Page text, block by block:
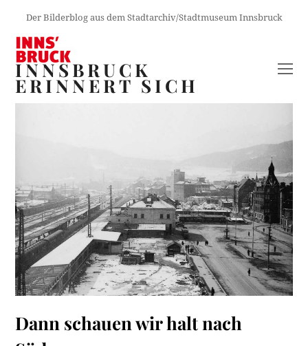
Der Bilderblog aus dem Stadtarchiv/Stadtmuseum Innsbruck
INNSBRUCK
ERINNERT SICH
Dann schauen wir halt nach